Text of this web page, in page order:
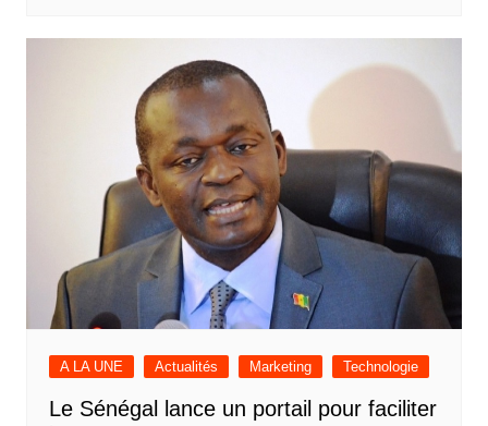
A LA UNE Actualités Marketing Technologie
Le Sénégal lance un portail pour faciliter